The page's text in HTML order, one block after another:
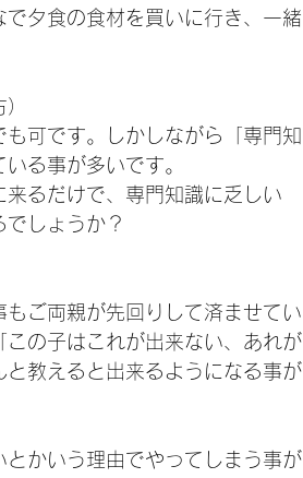
夕食の食材を買いに行き、一緒
可です。しかしながら「専門知
る事が多いです。
るだけで、専門知識に乏しい
しょうか？
ご両親が先回りして済ませてい
の子はこれが出来ない、あれが
教えると出来るようになる事が
かいう理由でやってしまう事が